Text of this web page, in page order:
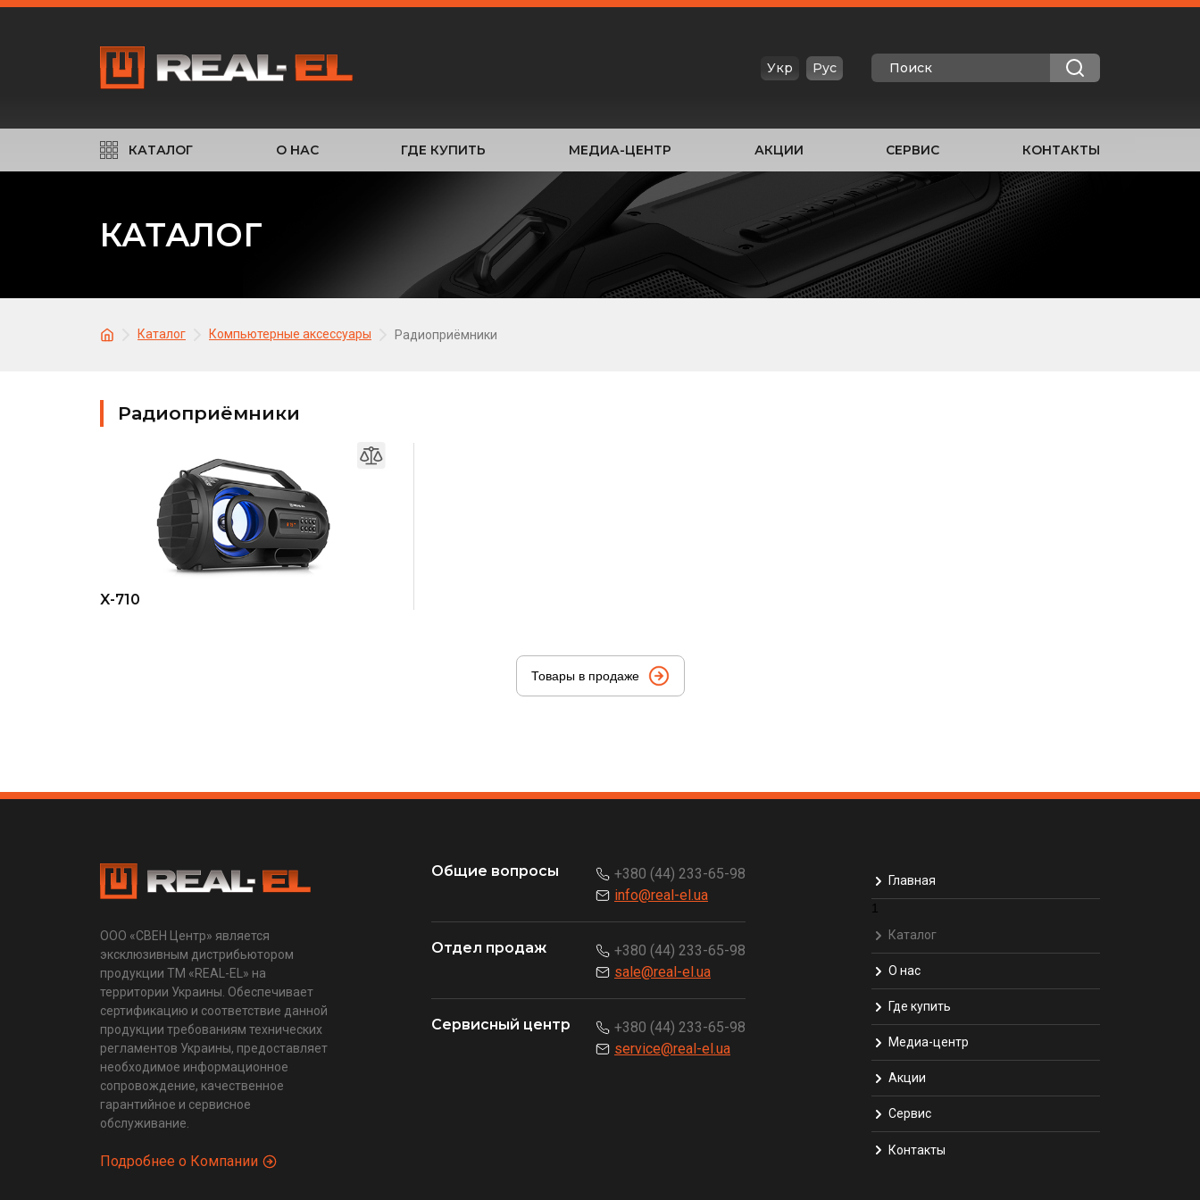
Укр Рус
КАТАЛОГ О НАС ГДЕ КУПИТЬ МЕДИА-ЦЕНТР АКЦИИ СЕРВИС КОНТАКТЫ
КАТАЛОГ
Каталог Компьютерные аксессуары Радиоприёмники
Радиоприёмники
X-710
Товары в продаже
ООО «СВЕН Центр» является
эксклюзивным дистрибьютором
продукции ТМ «REAL-EL» на
территории Украины. Обеспечивает
сертификацию и соответствие данной
продукции требованиям технических
регламентов Украины, предоставляет
необходимое информационное
сопровождение, качественное
гарантийное и сервисное
обслуживание.
Подробнее о Компании
Общие вопросы
+380 (44) 233-65-98
info@real-el.ua
Отдел продаж
+380 (44) 233-65-98
sale@real-el.ua
Сервисный центр
+380 (44) 233-65-98
service@real-el.ua
Главная
1
Каталог
О нас
Где купить
Медиа-центр
Акции
Сервис
Контакты